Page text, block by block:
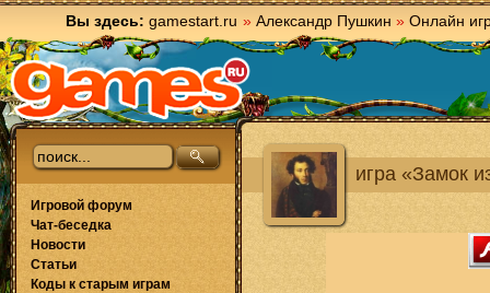
Вы здесь: gamestart.ru » Александр Пушкин » Онлайн
игра «Замок
Игровой форум
Чат-беседка
Новости
Статьи
Коды к старым играм